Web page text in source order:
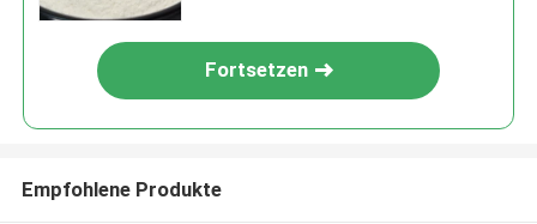
Fortsetzen
Empfohlene Produkte